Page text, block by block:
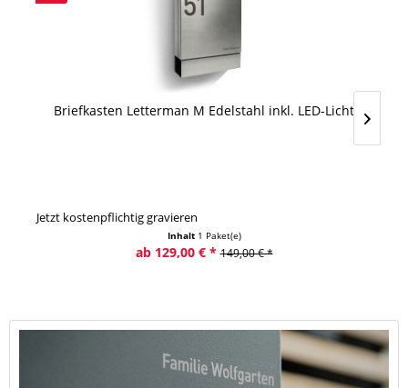
Briefkasten Letterman M Edelstahl inkl. LED-Licht
Jetzt kostenpflichtig gravieren
Inhalt 1 Paket(e)
ab 129,00 € * 149,00 € *